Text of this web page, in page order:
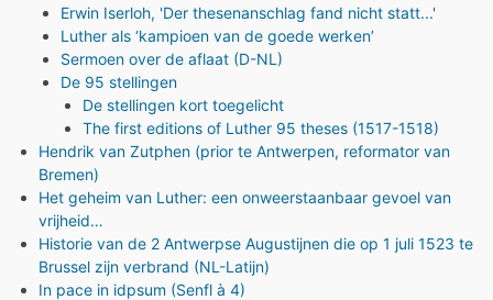
Erwin Iserloh, 'Der thesenanschlag fand nicht statt...'
Luther als ‘kampioen van de goede werken’
Sermoen over de aflaat (D-NL)
De 95 stellingen
De stellingen kort toegelicht
The first editions of Luther 95 theses (1517-1518)
Hendrik van Zutphen (prior te Antwerpen, reformator van
Bremen)
Het geheim van Luther: een onweerstaanbaar gevoel van
vrijheid…
Historie van de 2 Antwerpse Augustijnen die op 1 juli 1523 te
Brussel zijn verbrand (NL-Latijn)
In pace in idpsum (Senfl à 4)